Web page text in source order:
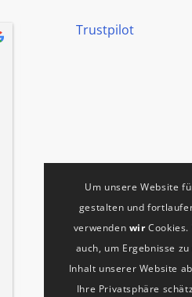
Trustpilot
Um unsere Website
gestalten und
verwenden wirCookies.
auch, um Ergebnisse
Inhalt unserer Website
Ihre Privatsphäre